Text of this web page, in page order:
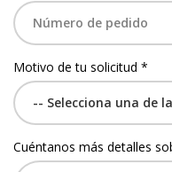
Motivo de tu solicitud *
Cuéntanos más detalles